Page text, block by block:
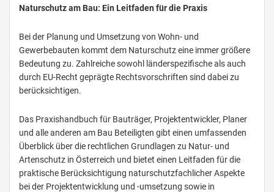
Naturschutz am Bau: Ein Leitfaden für die Praxis
Bei der Planung und Umsetzung von Wohn- und
Gewerbebauten kommt dem Naturschutz eine immer größere
Bedeutung zu. Zahlreiche sowohl länderspezifische als auch
durch EU-Recht geprägte Rechtsvorschriften sind dabei zu
berücksichtigen.
Das Praxishandbuch für Bauträger, Projektentwickler, Planer
und alle anderen am Bau Beteiligten gibt einen umfassenden
Überblick über die rechtlichen Grundlagen zu Natur- und
Artenschutz in Österreich und bietet einen Leitfaden für die
praktische Berücksichtigung naturschutzfachlicher Aspekte
bei der Projektentwicklung und -umsetzung sowie in